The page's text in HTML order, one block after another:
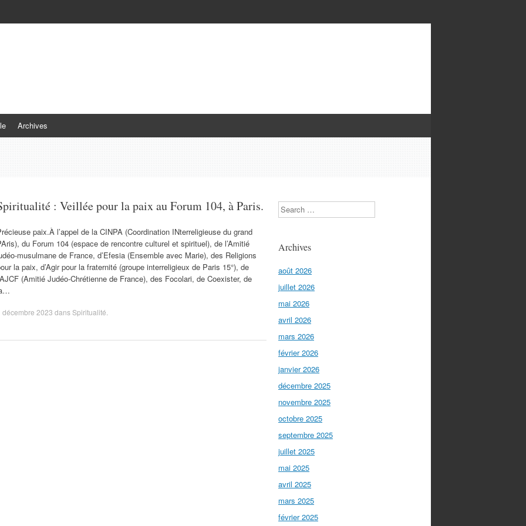
Archives
: Veillée pour la paix au Forum 104, à Paris.
paix.À l’appel de la CINPA (Coordination INterreligieuse du grand
du Forum 104 (espace de rencontre culturel et spirituel), de l’Amitié
musulmane de France, d’Efesia (Ensemble avec Marie), des Religions
la paix, d’Agir pour la fraternité (groupe interreligieux de Paris 15°), de
(Amitié Judéo-Chrétienne de France), des Focolari, de Coexister, de
décembre 2023 dansSpiritualité
Search
Archives
août 2026
juillet 2026
mai 2026
avril 2026
mars 2026
février 2026
janvier 2026
décembre 2025
novembre 2025
octobre 2025
septembre 2025
juillet 2025
mai 2025
avril 2025
mars 2025
février 2025